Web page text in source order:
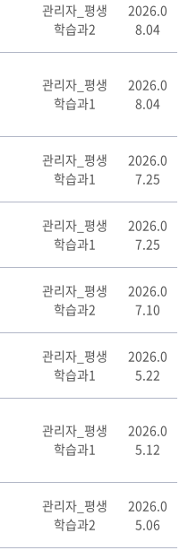
관리자_평생
학습과2
2026.0
8.04
관리자_평생
학습과1
2026.0
8.04
관리자_평생
학습과1
2026.0
7.25
관리자_평생
학습과1
2026.0
7.25
관리자_평생
학습과2
2026.0
7.10
관리자_평생
학습과1
2026.0
5.22
관리자_평생
학습과1
2026.0
5.12
관리자_평생
학습과2
2026.0
5.06